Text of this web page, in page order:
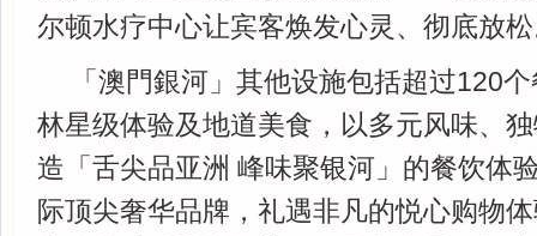
尔顿水疗中心让宾客焕发心灵、彻底放
「澳門銀河」其他设施包括超过120
林星级体验及地道美食，以多元风味、
造「舌尖品亚洲 峰味聚银河」的餐饮体
际顶尖奢华品牌，礼遇非凡的悦心购物